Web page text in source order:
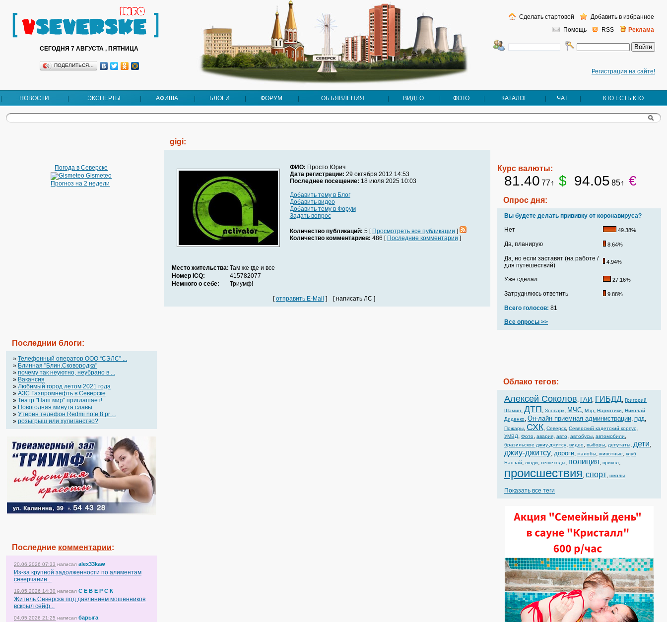
СЕГОДНЯ 7 АВГУСТА , ПЯТНИЦА
ПОДЕЛИТЬСЯ…
Регистрация на сайте!
Помощь RSS Реклама
Сделать стартовой Добавить в избранное
НОВОСТИ ЭКСПЕРТЫ АФИША БЛОГИ ФОРУМ ОБЪЯВЛЕНИЯ ВИДЕО ФОТО КАТАЛОГ ЧАТ КТО ЕСТЬ КТО
Погода в Северске
Gismeteo
Прогноз на 2 недели
Последнии блоги:
» Телефонный оператор OOO “СЭЛС” ...
» Блинная "Блин.Сковородка"
» почему так неуютно, неубрано в ...
» Вакансия
» Любимый город летом 2021 года
» АЗС Газпромнефть в Северске
» Театр "Наш мир" приглашает!
» Новогодняя минута славы
» Утерен телефон Redmi note 8 pr ...
» розыгрыш или хулиганство?
Последние комментарии:
20.06.2026 07:33 написал alex33kaw
Из-за крупной задолженности по алиментам
северчанин...
19.05.2026 14:30 написал С Е В Е Р С К
Житель Северска под давлением мошенников
вскрыл сейф...
04.05.2026 21:25 написал барыга
gigi:
ФИО: Просто Юрич
Дата регистрации: 29 октября 2012 14:53
Последнее посещение: 18 июля 2025 10:03
Добавить тему в Блог
Добавить видео
Добавить тему в Форум
Задать вопрос
Количество публикаций: 5 [ Просмотреть все публикации ]
Количество комментариев: 486 [ Последние комментарии ]
Место жительства: Там же где и все
Номер ICQ:
415782077
Немного о себе:
Триумф!
[отправить E-Mail ] [ написать ЛС ]
Курс валюты:
81.40 77↑ $ 94.05 85↑ €
Опрос дня:
Вы будете делать прививку от коронавируса?
Нет
49.38%
Да, планирую 8.64%
Да, но если заставят (на работе /
для путешествий)
4.94%
Уже сделал 27.16%
Затрудняюсь ответить 9.88%
Всего голосов: 81
Все опросы >>
Облако тегов:
Алексей Соколов, ГАИ, ГИБДД, Григорий
Шамин, ДТП, Зоопарк, МЧС, Мэр, Наркотики, Николай
Диденко, Он-лайн приемная администрации, ПДД,
Пожары, СХК, Северск, Северский кадетский корпус,
УМВД, Фото, авария, авто, автобусы, автомобили,
бразильское джиу-джитсу, видео, выборы, депутаты, дети,
джиу-джитсу, дороги, жалобы, животные, клуб
Банзай, люди, пешеходы, полиция, прикол,
происшествия, спорт, школы
Показать все теги